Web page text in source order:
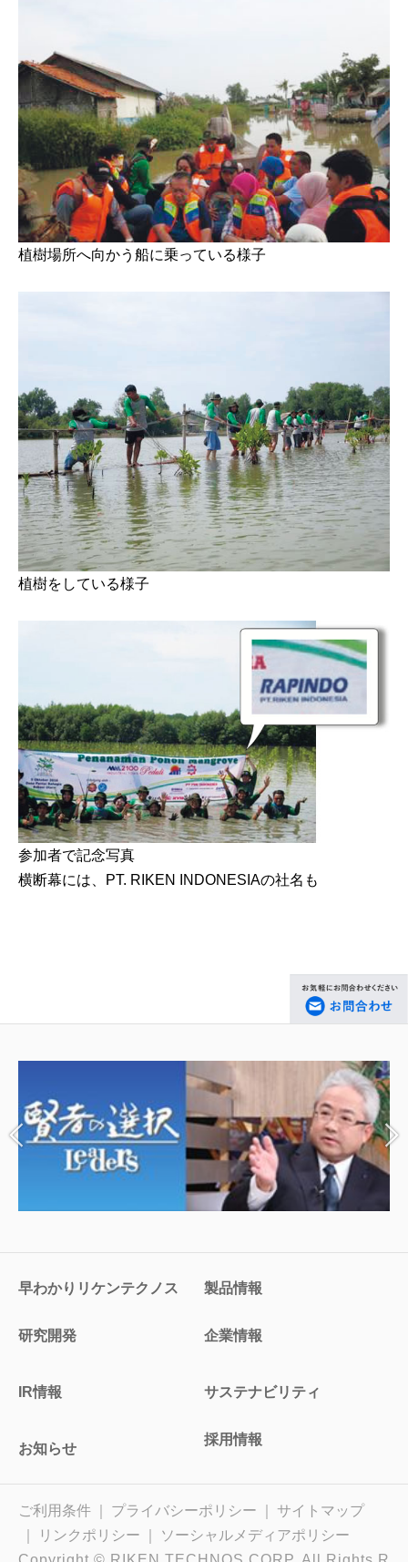
植樹場所へ向かう船に乗っている様子
植樹をしている様子
参加者で記念写真
横断幕には、PT. RIKEN INDONESIAの社名も
早わかりリケンテクノス 製品情報
研究開発 企業情報
IR情報 サステナビリティ
お知らせ
採用情報
ご利用条件 プライバシーポリシー
サイトマップ
リンクポリシー
ソーシャルメディアポリシー